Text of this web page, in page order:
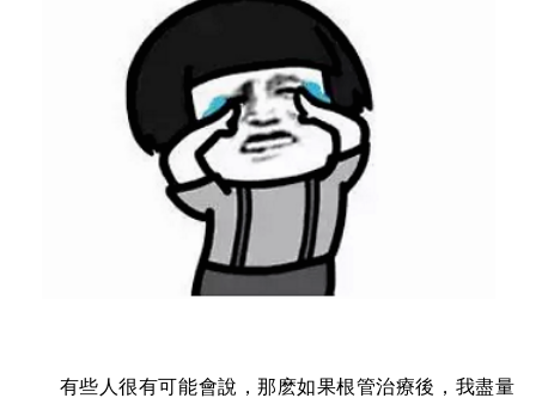
有些人很有可能會說，那麽如果根管治療後，我盡量